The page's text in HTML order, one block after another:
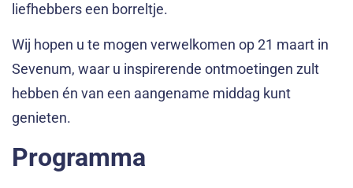
liefhebbers een borreltje.
Wij hopen u te mogen verwelkomen op 21 maart in
Sevenum, waar u inspirerende ontmoetingen zult
hebben én van een aangename middag kunt
genieten.
Programma